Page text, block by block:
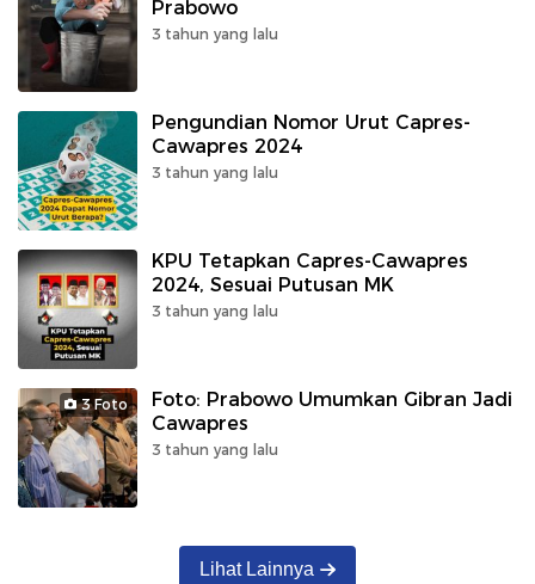
Prabowo
3 tahun yang lalu
Pengundian Nomor Urut Capres-
Cawapres 2024
3 tahun yang lalu
KPU Tetapkan Capres-Cawapres
2024, Sesuai Putusan MK
3 tahun yang lalu
3 Foto
Foto: Prabowo Umumkan Gibran Jadi
Cawapres
3 tahun yang lalu
Lihat Lainnya